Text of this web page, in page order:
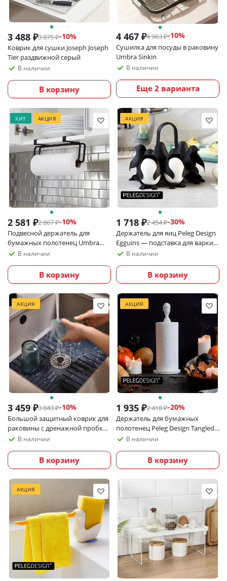
3 488 ₽3 875₽-10%
Коврик для сушки Joseph Joseph
Tier раздвижной серый
В наличии
В корзину
4 467 ₽4 963₽-10%
Сушилка для посуды в раковину
Umbra Sinkin
В наличии
Еще 2 варианта
ХИТ АКЦИЯ
2 581 ₽2 867₽-10%
Подвесной держатель для
бумажных полотенец Umbra
Squire, черный
В наличии
В корзину
АКЦИЯ
1 718 ₽2 454₽-30%
Держатель для яиц Peleg Design
Egguins — подставка для варки,
хранения и подачи яиц
В наличии
В корзину
АКЦИЯ
3 459 ₽3 843₽-10%
Большой защитный коврик для
раковины с дренажной пробкой
Joseph Joseph SinkShield
В наличии
В корзину
АКЦИЯ
1 935 ₽2 418₽-20%
Держатель для бумажных
полотенец Peleg Design Tangled
Joe В наличии
В корзину
АКЦИЯ